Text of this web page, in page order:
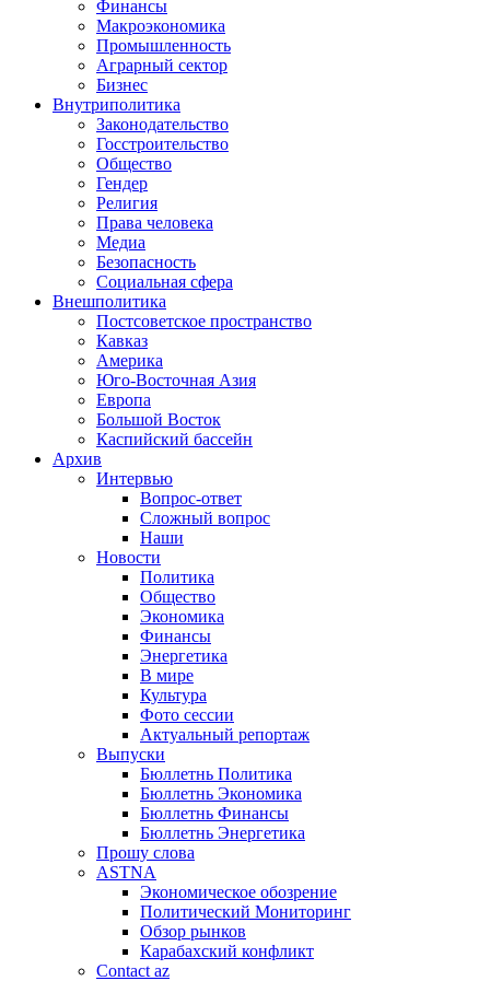
Финансы
Макроэкономика
Промышленность
Аграрный сектор
Бизнес
Внутриполитика
Законодательство
Госстроительство
Общество
Гендер
Религия
Права человека
Медиа
Безопасность
Социальная сфера
Внешполитика
Постсоветское пространство
Кавказ
Америка
Юго-Восточная Азия
Европа
Большой Восток
Каспийский бассейн
Архив
Интервью
Вопрос-ответ
Сложный вопрос
Наши
Новости
Политика
Общество
Экономика
Финансы
Энергетика
В мире
Культура
Фото сессии
Актуальный репортаж
Выпуски
Бюллетнь Политика
Бюллетнь Экономика
Бюллетнь Финансы
Бюллетнь Энергетика
Прошу слова
ASTNA
Экономическое обозрение
Политический Мониторинг
Обзор рынков
Карабахский конфликт
Contact az